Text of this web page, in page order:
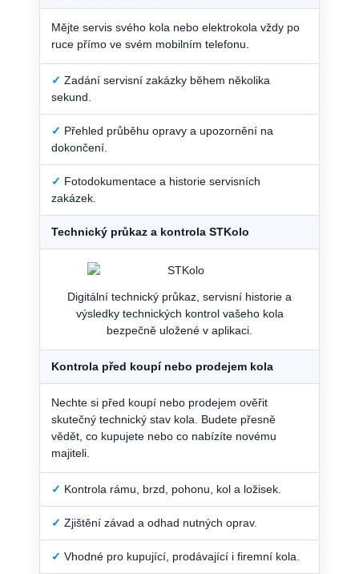
Mějte servis svého kola nebo elektrokola vždy po
ruce přímo ve svém mobilním telefonu.
✓ Zadání servisní zakázky během několika
sekund.
✓ Přehled průběhu opravy a upozornění na
dokončení.
✓ Fotodokumentace a historie servisních
zakázek.
Technický průkaz a kontrola STKolo
Digitální technický průkaz, servisní historie a
výsledky technických kontrol vašeho kola
bezpečně uložené v aplikaci.
Kontrola před koupí nebo prodejem kola
Nechte si před koupí nebo prodejem ověřit
skutečný technický stav kola. Budete přesně
vědět, co kupujete nebo co nabízíte novému
majiteli.
✓ Kontrola rámu, brzd, pohonu, kol a ložisek.
✓ Zjištění závad a odhad nutných oprav.
✓ Vhodné pro kupující, prodávající i firemní kola.